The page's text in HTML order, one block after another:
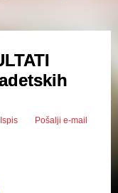
Ispis Pošalji e-mail